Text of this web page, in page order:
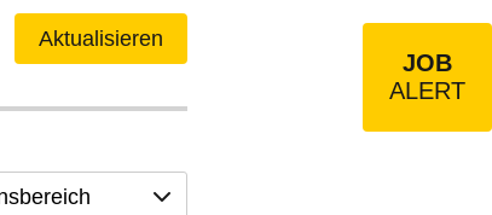
Aktualisieren
JOB
ALERT